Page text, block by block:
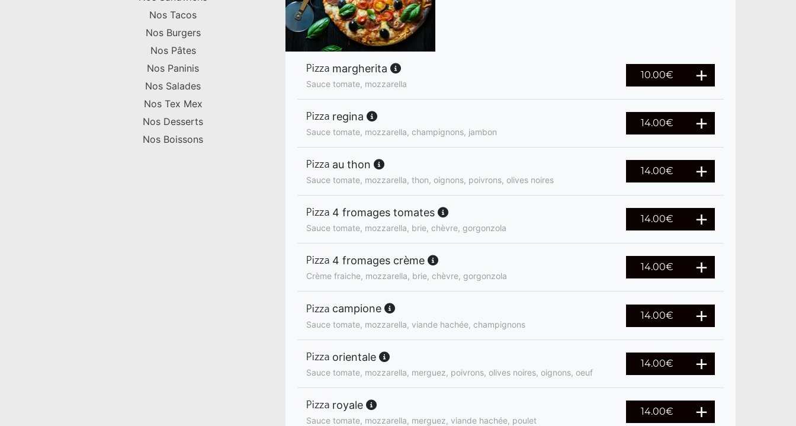
Nos Tacos
Nos Burgers
Nos Pâtes
Nos Paninis
Nos Salades
Nos Tex Mex
Nos Desserts
Nos Boissons
margherita
Sauce tomate, mozzarella
10.00€
regina
Sauce tomate, mozzarella, champignons, jambon
14.00€
au thon
Sauce tomate, mozzarella, thon, oignons, poivrons, olives noires
14.00€
4 fromages tomates
Sauce tomate, mozzarella, brie, chèvre, gorgonzola
14.00€
4 fromages crème
Crème fraiche, mozzarella, brie, chèvre, gorgonzola
14.00€
campione
Sauce tomate, mozzarella, viande hachée, champignons
14.00€
orientale
Sauce tomate, mozzarella, merguez, poivrons, olives noires, oignons, oeuf
14.00€
royale
Sauce tomate, mozzarella, merguez, viande hachée, poulet
14.00€